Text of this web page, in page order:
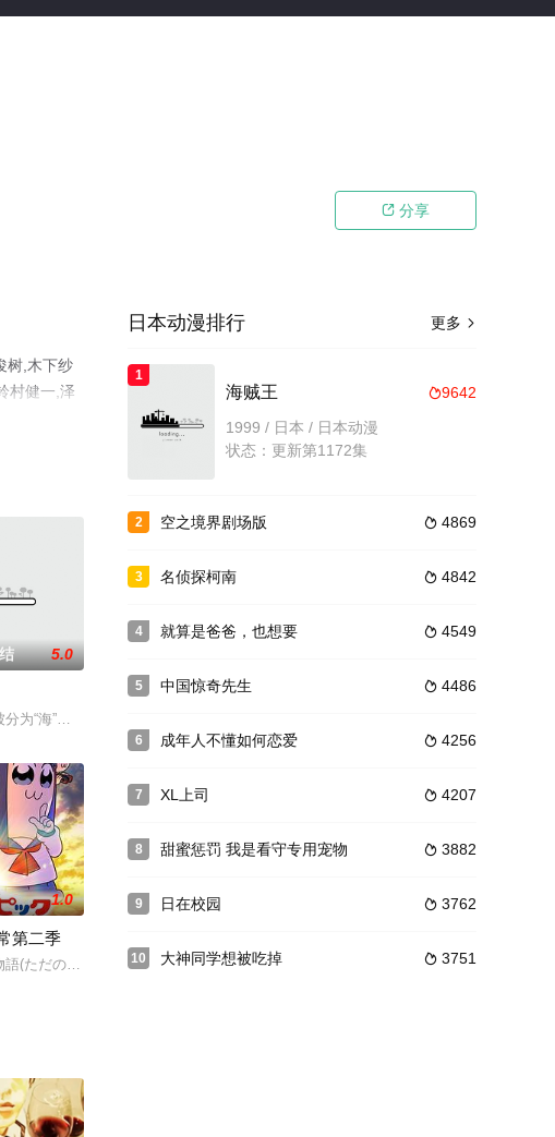
 分享
树,木下纱
村健一,泽
观看高清
善于社交，被父母视
川家康将决定的权利交给当时势均力敌的两大忍术宗
Story-）宣布第二季制作决定并公开先导 PV 及视觉
5.0
为“海”和“空”两大空间，在海中居住着被称为“海人”的古老民族，在幽暗宁静的海底
健一 配音）。从对方口中，她了解到未来视的真相，
《机神大战》即将被制作成动画，搬上荧屏。《机神大战》故事讲述了人类在经历了被
1.0
第二季
(ただのクソ)―。
更多 
日本动漫排行
1
9642
海贼王
1999 / 日本 / 日本动漫
状态：更新第1172集
2  4869
空之境界剧场版
3  4842
名侦探柯南
4  4549
就算是爸爸，也想要
5  4486
中国惊奇先生
6  4256
成年人不懂如何恋爱
7  4207
XL上司
8  3882
甜蜜惩罚 我是看守专用宠物
9  3762
日在校园
10  3751
大神同学想被吃掉